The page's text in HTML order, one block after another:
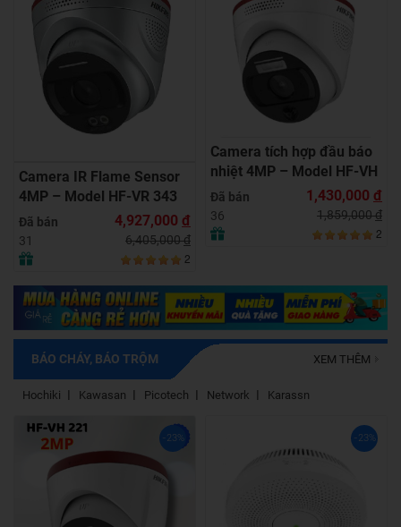
Camera IR Flame Sensor
4MP – Model HF-VR 343
Đã bán
31
4,927,000 đ
6,405,000đ
2
Camera tích hợp đầu báo
nhiệt 4MP – Model HF-VH
243
Đã bán
36
1,430,000 đ
1,859,000đ
2
BÁO CHÁY, BÁO TRỘM
Hochiki Kawasan Picotech Network Karassn
XEM THÊM
-23% -23%